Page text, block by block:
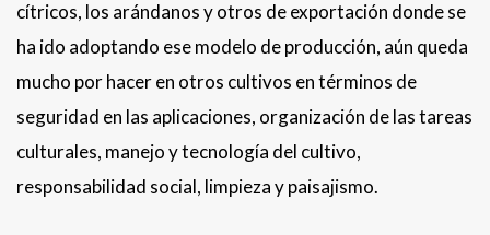
cítricos, los arándanos y otros de exportación donde se
ha ido adoptando ese modelo de producción, aún queda
mucho por hacer en otros cultivos en términos de
seguridad en las aplicaciones, organización de las tareas
culturales, manejo y tecnología del cultivo,
responsabilidad social, limpieza y paisajismo.